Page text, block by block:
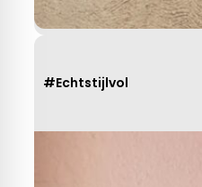
#Echtstijlvol